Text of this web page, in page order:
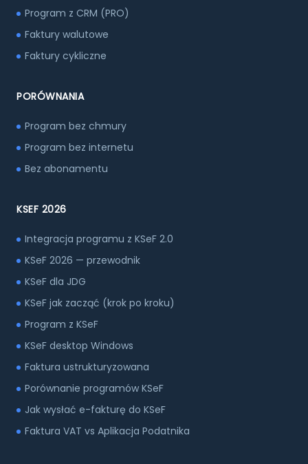
Program z CRM (PRO)
Faktury walutowe
Faktury cykliczne
PORÓWNANIA
Program bez chmury
Program bez internetu
Bez abonamentu
KSEF 2026
Integracja programu z KSeF 2.0
KSeF 2026 — przewodnik
KSeF dla JDG
KSeF jak zacząć (krok po kroku)
Program z KSeF
KSeF desktop Windows
Faktura ustrukturyzowana
Porównanie programów KSeF
Jak wysłać e-fakturę do KSeF
Faktura VAT vs Aplikacja Podatnika